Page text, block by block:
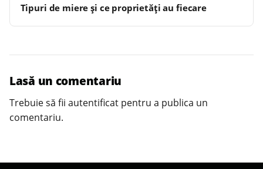
Tipuri de miere și ce proprietăți au fiecare
Lasă un comentariu
Trebuie să fii autentificat pentru a publica un
comentariu.